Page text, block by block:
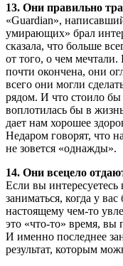
13. Они правильно
«Guardian»,
умирающих» брал
сказала, что больше
от того, о чем
почти окончена, они
всего они могли
рядом. И что стоило бы
воплотилась бы в
дает нам хорошее
Недаром говорят, что
не зовется «однажды».
14. Они всецело
Если вы интересуетесь
заниматься, когда у
настоящему чем-то
это «что-то» время, вы
И именно последнее
результат, которым